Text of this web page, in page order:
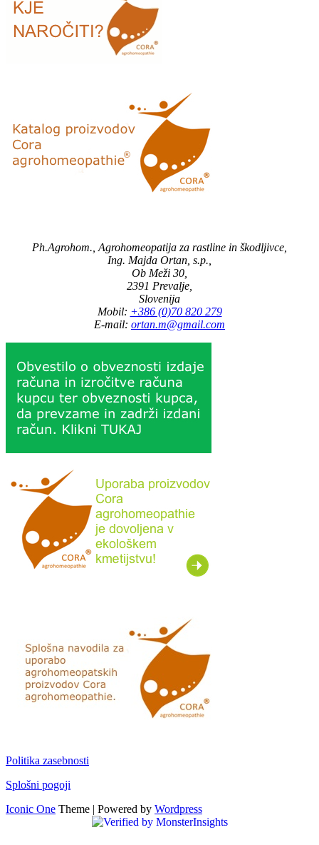
Ph.Agrohom., Agrohomeopatija za rastline in škodljivce,
Ing. Majda Ortan, s.p.,
Ob Meži 30,
2391 Prevalje,
Slovenija
Mobil: +386 (0)70 820 279
E-mail: ortan.m@gmail.com
Politika zasebnosti
Splošni pogoji
Iconic One Theme | Powered by Wordpress